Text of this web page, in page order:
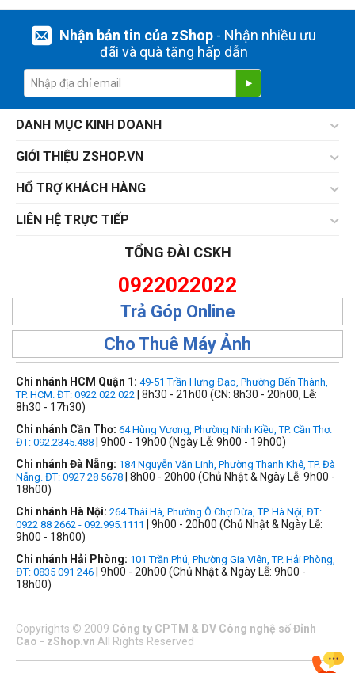
Nhận bản tin của zShop- Nhận nhiều ưu
đãi và quà tặng hấp dẫn
DANH MỤC KINH DOANH
GIỚI THIỆU ZSHOP.VN
HỔ TRỢ KHÁCH HÀNG
LIÊN HỆ TRỰC TIẾP
TỔNG ĐÀI CSKH
0922022022
Trả Góp Online
Cho Thuê Máy Ảnh
Chi nhánh HCM Quận 1: 49-51 Trần Hưng Đạo, Phường Bến Thành,
TP. HCM. ĐT: 0922 022 022 | 8h30 - 21h00 (CN: 8h30 - 20h00, Lễ:
8h30 - 17h30)
Chi nhánh Cần Thơ: 64 Hùng Vương, Phường Ninh Kiều, TP. Cần Thơ.
ĐT: 092.2345.488 | 9h00 - 19h00 (Ngày Lễ: 9h00 - 19h00)
Chi nhánh Đà Nẵng: 184 Nguyễn Văn Linh, Phường Thanh Khê, TP. Đà
Nẵng. ĐT: 0927 28 5678 | 8h00 - 20h00 (Chủ Nhật & Ngày Lễ: 9h00 -
18h00)
Chi nhánh Hà Nội: 264 Thái Hà, Phường Ô Chợ Dừa, TP. Hà Nội, ĐT:
0922 88 2662 - 092.995.1111
| 9h00 - 20h00 (Chủ Nhật & Ngày Lễ:
9h00 - 18h00)
Chi nhánh Hải Phòng: 101 Trần Phú, Phường Gia Viên, TP. Hải Phòng,
ĐT: 0835 091 246 | 9h00 - 20h00 (Chủ Nhật & Ngày Lễ: 9h00 -
18h00)
Copyrights © 2009 Công ty CPTM & DV Công nghệ số Đỉnh
Cao - zShop.vn All Rights Reserved